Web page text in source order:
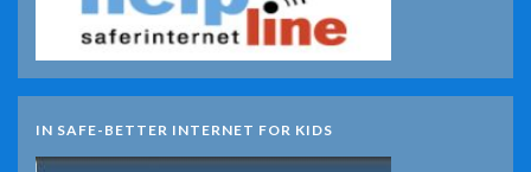
IN SAFE-BETTER INTERNET FOR KIDS